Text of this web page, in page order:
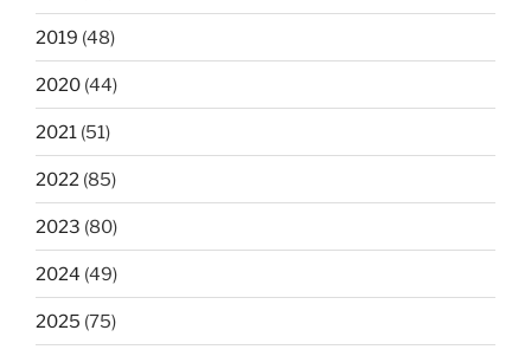
2019 (48)
2020 (44)
2021 (51)
2022 (85)
2023 (80)
2024 (49)
2025 (75)